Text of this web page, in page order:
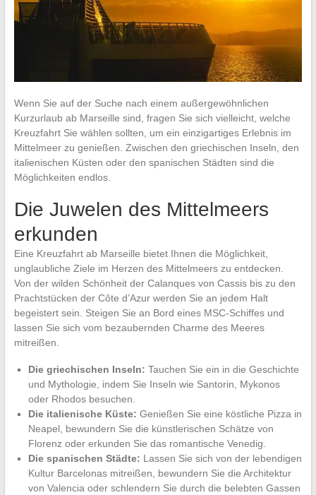
Wenn Sie auf der Suche nach einem außergewöhnlichen
Kurzurlaub ab Marseille sind, fragen Sie sich vielleicht, welche
Kreuzfahrt Sie wählen sollten, um ein einzigartiges Erlebnis im
Mittelmeer zu genießen. Zwischen den griechischen Inseln, den
italienischen Küsten oder den spanischen Städten sind die
Möglichkeiten endlos.
Die Juwelen des Mittelmeers
erkunden
Eine Kreuzfahrt ab Marseille bietet Ihnen die Möglichkeit,
unglaubliche Ziele im Herzen des Mittelmeers zu entdecken.
Von der wilden Schönheit der Calanques von Cassis bis zu den
Prachtstücken der Côte d’Azur werden Sie an jedem Halt
begeistert sein. Steigen Sie an Bord eines MSC-Schiffes und
lassen Sie sich vom bezaubernden Charme des Meeres
mitreißen.
Die griechischen Inseln: Tauchen Sie ein in die Geschichte
und Mythologie, indem Sie Inseln wie Santorin, Mykonos
oder Rhodos besuchen.
Die italienische Küste: Genießen Sie eine köstliche Pizza in
Neapel, bewundern Sie die künstlerischen Schätze von
Florenz oder erkunden Sie das romantische Venedig.
Die spanischen Städte: Lassen Sie sich von der lebendigen
Kultur Barcelonas mitreißen, bewundern Sie die Architektur
von Valencia oder schlendern Sie durch die belebten Gassen